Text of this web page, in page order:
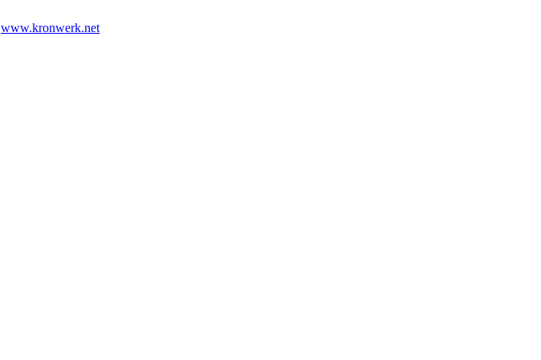
www.kronwerk.net